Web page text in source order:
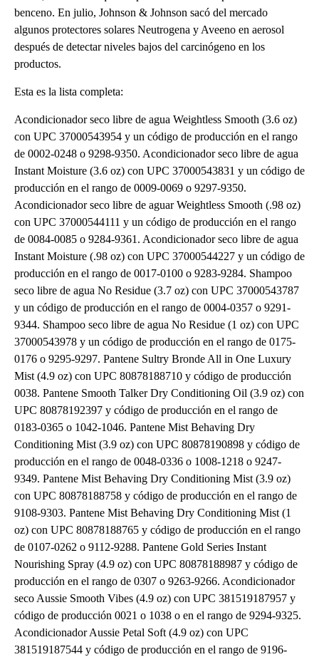
benceno. En julio, Johnson & Johnson sacó del mercado
algunos protectores solares Neutrogena y Aveeno en aerosol
después de detectar niveles bajos del carcinógeno en los
productos.
Esta es la lista completa:
Acondicionador seco libre de agua Weightless Smooth (3.6 oz)
con UPC 37000543954 y un código de producción en el rango
de 0002-0248 o 9298-9350. Acondicionador seco libre de agua
Instant Moisture (3.6 oz) con UPC 37000543831 y un código de
producción en el rango de 0009-0069 o 9297-9350.
Acondicionador seco libre de aguar Weightless Smooth (.98 oz)
con UPC 37000544111 y un código de producción en el rango
de 0084-0085 o 9284-9361. Acondicionador seco libre de agua
Instant Moisture (.98 oz) con UPC 37000544227 y un código de
producción en el rango de 0017-0100 o 9283-9284. Shampoo
seco libre de agua No Residue (3.7 oz) con UPC 37000543787
y un código de producción en el rango de 0004-0357 o 9291-
9344. Shampoo seco libre de agua No Residue (1 oz) con UPC
37000543978 y un código de producción en el rango de 0175-
0176 o 9295-9297. Pantene Sultry Bronde All in One Luxury
Mist (4.9 oz) con UPC 80878188710 y código de producción
0038. Pantene Smooth Talker Dry Conditioning Oil (3.9 oz) con
UPC 80878192397 y código de producción en el rango de
0183-0365 o 1042-1046. Pantene Mist Behaving Dry
Conditioning Mist (3.9 oz) con UPC 80878190898 y código de
producción en el rango de 0048-0336 o 1008-1218 o 9247-
9349. Pantene Mist Behaving Dry Conditioning Mist (3.9 oz)
con UPC 80878188758 y código de producción en el rango de
9108-9303. Pantene Mist Behaving Dry Conditioning Mist (1
oz) con UPC 80878188765 y código de producción en el rango
de 0107-0262 o 9112-9288. Pantene Gold Series Instant
Nourishing Spray (4.9 oz) con UPC 80878188987 y código de
producción en el rango de 0307 o 9263-9266. Acondicionador
seco Aussie Smooth Vibes (4.9 oz) con UPC 381519187957 y
código de producción 0021 o 1038 o en el rango de 9294-9325.
Acondicionador Aussie Petal Soft (4.9 oz) con UPC
381519187544 y código de producción en el rango de 9196-